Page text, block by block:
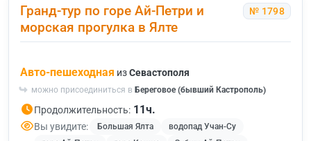
Гранд-тур по горе Ай-Петри и
морская прогулка в Ялте
№ 1798
Авто-пешеходная изСевастополя
можно присоединиться в Береговое (бывший Кастрополь)
Продолжительность: 11ч.
Вы увидите: Большая Ялта
водопад Учан-Су